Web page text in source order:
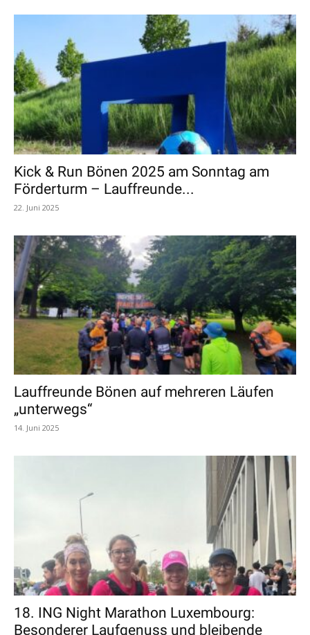
Kick & Run Bönen 2025 am Sonntag am
Förderturm – Lauffreunde...
22. Juni 2025
Lauffreunde Bönen auf mehreren Läufen
„unterwegs“
14. Juni 2025
18. ING Night Marathon Luxembourg:
Besonderer Laufgenuss und bleibende